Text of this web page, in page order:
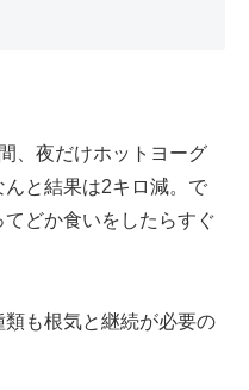
、夜だけホットヨーグ
と結果は2キロ減。で
どか食いをしたらすぐ
も根気と継続が必要の